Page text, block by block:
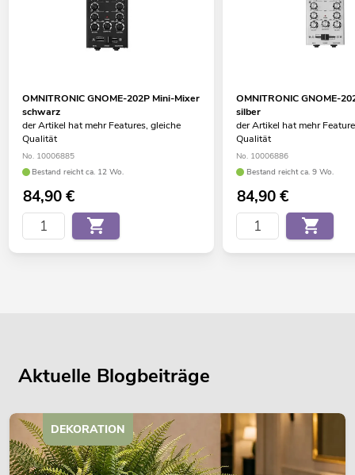
OMNITRONIC GNOME-202P Mini-Mixer
schwarz
der Artikel hat mehr Features, gleiche
Qualität
No. 10006885
Bestand reicht ca. 12 Wo.
84,90€
OMNITRONIC GNOME-
silber
der Artikel hat mehr
Qualität
No. 10006886
Bestand reicht ca. 9 Wo.
84,90€
Aktuelle Blogbeiträge
DEKORATION